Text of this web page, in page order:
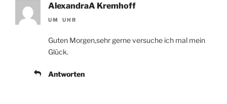
AlexandraA Kremhoff
UM UHR
Guten Morgen,sehr gerne versuche ich mal mein
Glück.
Antworten